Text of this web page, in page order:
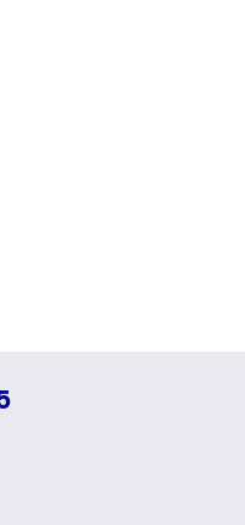
la fiche diffusion